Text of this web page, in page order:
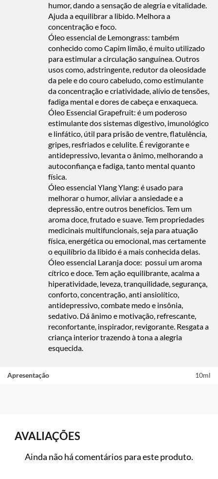
humor, dando a sensação de alegria e vitalidade.
Ajuda a equilibrar a libido. Melhora a
concentração e foco.
Óleo essencial de Lemongrass: também
conhecido como Capim limão, é muito utilizado
para estimular a circulação sanguínea. Outros
usos como, adstringente, redutor da oleosidade
da pele e do couro cabeludo, como estimulante
da concentração e criatividade, alívio de tensões,
fadiga mental e dores de cabeça e enxaqueca.
Óleo Essencial Grapefruit: é um poderoso
estimulante dos sistemas digestivo, imunológico
e linfático, útil para prisão de ventre, flatulência,
gripes, resfriados e celulite. É revigorante e
antidepressivo, levanta o ânimo, melhorando a
autoconfiança e fadiga, tanto mental quanto
física.
Óleo essencial Ylang Ylang: é usado para
melhorar o humor, aliviar a ansiedade e a
depressão, entre outros benefícios. Tem um
aroma doce, frutado e suave. Tem propriedades
medicinais multifuncionais, seja para atuação
física, energética ou emocional, mas certamente
o equilíbrio da libido é a mais conhecida delas.
Óleo essencial Laranja doce: possui um aroma
cítrico e doce. Tem ação equilibrante, acalma a
hiperatividade, leveza, tranquilidade, segurança,
conforto, concentração, anti ansiolítico,
antidepressivo, combate medo e insônia,
sedativo. Dá ânimo e motivação, refrescante,
reconfortante, inspirador, revigorante. Resgata a
criança interior trazendo à tona a alegria
esquecida.
Apresentação 10ml
AVALIAÇÕES
Ainda não há comentários para este produto.